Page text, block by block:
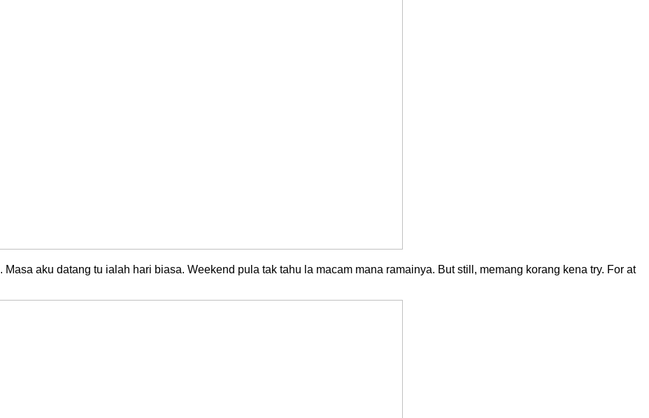
aku datang tu ialah hari biasa. Weekend pula tak tahu la macam mana ramainya. But still, memang korang kena try. For at